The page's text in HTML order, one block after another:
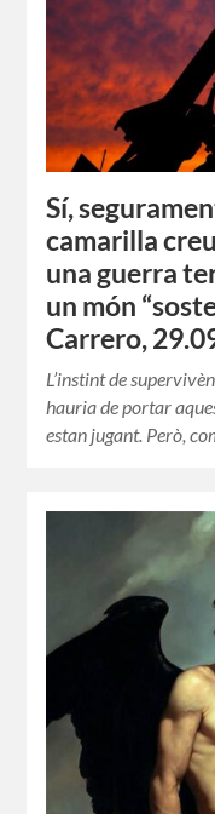
Sí,
camarilla
una guerra
un món
Carrero,
L’instint de
hauria de portar
estan jugant. Però,